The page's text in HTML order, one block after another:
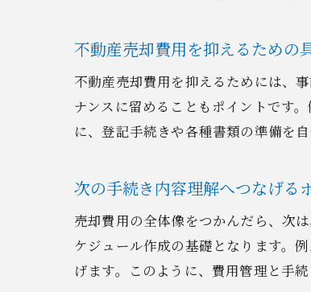
不動産売却費用を抑えるための
不動産売却費用を抑えるためには、
ナンスに留めることもポイントです
に、登記手続きや各種書類の準備を
次の手続き内容理解へつなげる
売却費用の全体像をつかんだら、次
ケジュール作成の基礎となります。
げます。このように、費用管理と手